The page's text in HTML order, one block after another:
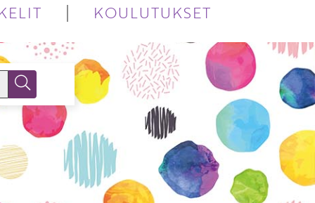
KOULUTUKSET